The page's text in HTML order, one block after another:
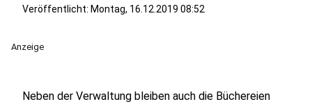
Veröffentlicht: Montag, 16.12.2019 08:52
Anzeige
Neben der Verwaltung bleiben auch die Büchereien